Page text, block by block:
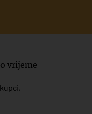
vrijeme